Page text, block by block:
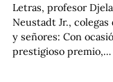
Letras, profesor
Neustadt Jr., colegas
y señores: Con
prestigioso premio,…